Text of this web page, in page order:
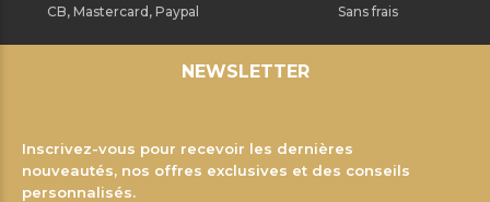
CB, Mastercard, Paypal
Sans frais
NEWSLETTER
Inscrivez-vous pour recevoir les dernières
nouveautés, nos offres exclusives et des conseils
personnalisés.